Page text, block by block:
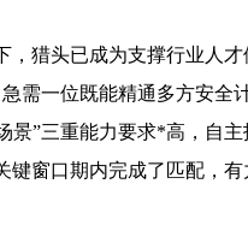
，猎头已成为支撑行业人
需一位既能精通多方安
景”三重能力要求*高，自
窗口期内完成了匹配，有